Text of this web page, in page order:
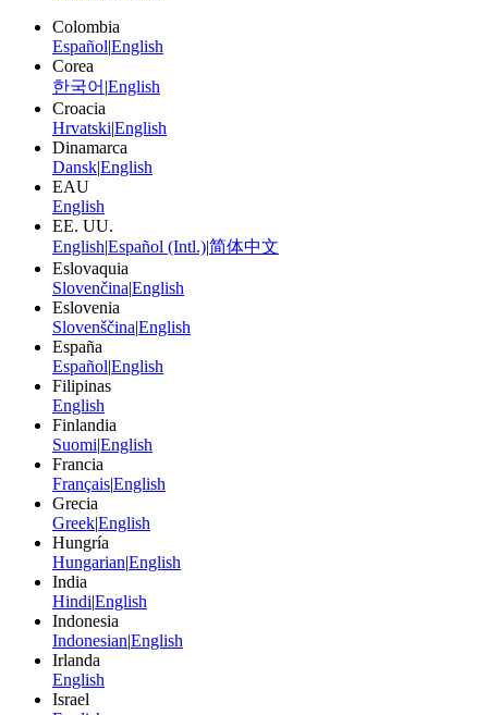
Colombia
Español|English
Corea
한국어 |English
Croacia
Hrvatski|English
Dinamarca
Dansk|English
EAU
English
EE. UU.
English|Español (Intl.)|简体中文
Eslovaquia
Slovenčina|English
Eslovenia
Slovenščina|English
España
Español|English
Filipinas
English
Finlandia
Suomi|English
Francia
Français|English
Grecia
Greek|English
Hungría
Hungarian|English
India
Hindi|English
Indonesia
Indonesian|English
Irlanda
English
Israel